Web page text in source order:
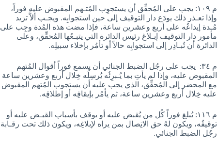
م ١٠٩: يجب على المُحقِّق أن يستجوِب المُتـهم المقبوض عليه فوراً،
وإذا تعـذر ذلك يودَع دار التوقيف إلى حين استجوابِه. ويجـب ألاَّ تزيد
مُـدة إيداعُه على أربع وعشرين ساعة، فإذا مضت هذه المُدة وجِب على
مأمور دار التوقيف إبـلاغ رئيس الدائرة التي يتبـعُها المُحقِّق، وعلى
الدائرة أن تُبـادِر إلى استجوابِه حالاً أو تأمُر بإخلاء سبيلِه.
م ٣٤: يجب على رجُل الضبط الجنائي أن يسمع فوراً أقوال المُتهم
المقبوض عليه، وإذا لم يأتِ بما يُـبرِئُه يُرسِلُه خِلال أربع وعشرين ساعة
مع المحضر إلى المُحقِّق، الذي يجب عليه أن يستجوب المُتهم المقبوض
عليه خِلال أربع وعشرين ساعة، ثم يأمُر بإيقافِه أو إطلاقِه.
م ١١٦: يُبلغ فوراً كُل من يُقبض عليه أو يوقف بأسباب القبـض عليه أو
توقيفُه، ويكون لهُ حق الاتِصال بمن يراه لإبلاغِه، ويكون ذلك تحت رقـابة
رجُل الضبط الجنائي.